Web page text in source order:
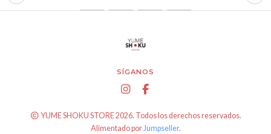
SÍGANOS
YUME SHOKU STORE 2026. Todos los derechos reservados.
Alimentado porJumpseller.